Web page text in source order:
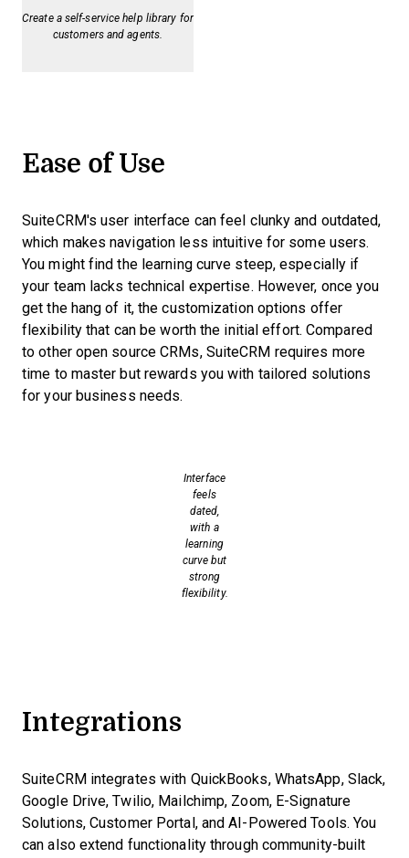
Create a self-service help library for
customers and agents.
Ease of Use
SuiteCRM's user interface can feel clunky and outdated,
which makes navigation less intuitive for some users.
You might find the learning curve steep, especially if
your team lacks technical expertise. However, once you
get the hang of it, the customization options offer
flexibility that can be worth the initial effort. Compared
to other open source CRMs, SuiteCRM requires more
time to master but rewards you with tailored solutions
for your business needs.
Interface
feels
dated,
with a
learning
curve but
strong
flexibility.
Integrations
SuiteCRM integrates with QuickBooks, WhatsApp, Slack,
Google Drive, Twilio, Mailchimp, Zoom, E-Signature
Solutions, Customer Portal, and AI-Powered Tools. You
can also extend functionality through community-built